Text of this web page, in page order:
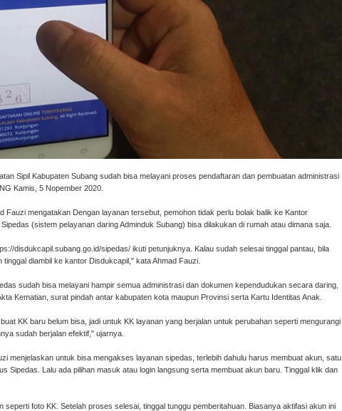
Sipil Kabupaten Subang sudah bisa melayani proses pendaftaran dan pembuatan administrasi
Kamis, 5 Nopember 2020.
Fauzi mengatakan Dengan layanan tersebut, pemohon tidak perlu bolak balik ke Kantor
(sistem pelayanan daring Adminduk Subang) bisa dilakukan di rumah atau dimana saja.
disdukcapil.subang.go.id/sipedas/ ikuti petunjuknya. Kalau sudah selesai tinggal pantau, bila
diambil ke kantor Disdukcapil," kata Ahmad Fauzi.
sudah bisa melayani hampir semua administrasi dan dokumen kependudukan secara daring,
Kematian, surat pindah antar kabupaten kota maupun Provinsi serta Kartu Identitas Anak.
KK baru belum bisa, jadi untuk KK layanan yang berjalan untuk perubahan seperti mengurangi
sudah berjalan efektif," ujarnya.
menjelaskan untuk bisa mengakses layanan sipedas, terlebih dahulu harus membuat akun, satu
Sipedas. Lalu ada pilihan masuk atau login langsung serta membuat akun baru. Tinggal klik dan
foto KK. Setelah proses selesai, tinggal tunggu pemberitahuan. Biasanya aktifasi akun ini